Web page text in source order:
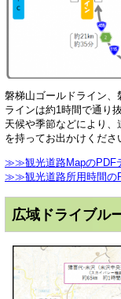
磐梯山ゴールドライン、
ラインは約1時間で通り
天候や季節などにより
を持ってお出かけくださ
≫≫観光道路MapのPDF
≫≫観光道路所用時間の
広域ドライブル